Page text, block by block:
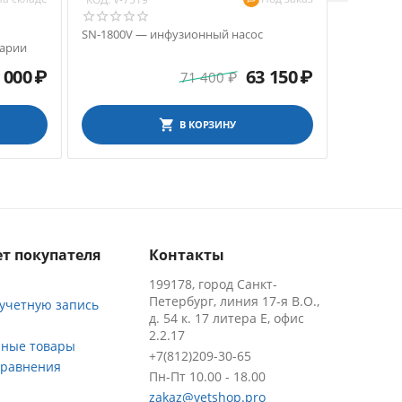
₽
SN-1800V — инфузионный насос
71 400 ₽ 63 150₽
В КОРЗИНУ
покупателя
запись
товары
Контакты
199178, город Санкт-
Петербург, линия 17-я В.О.,
д. 54 к. 17 литера Е, офис
2.2.17
+7(812)209-30-65
Пн-Пт 10.00 - 18.00
zakaz@vetshop.pro